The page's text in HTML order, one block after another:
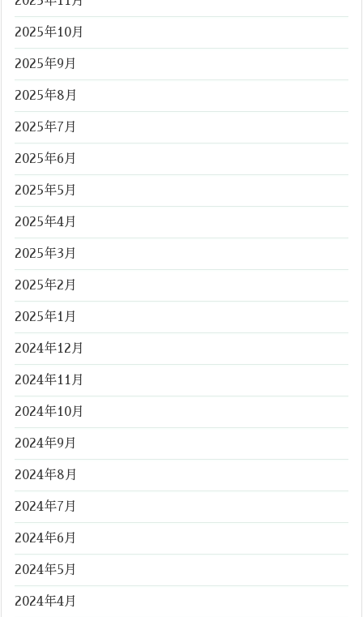
2025年10月
2025年9月
2025年8月
2025年7月
2025年6月
2025年5月
2025年4月
2025年3月
2025年2月
2025年1月
2024年12月
2024年11月
2024年10月
2024年9月
2024年8月
2024年7月
2024年6月
2024年5月
2024年4月